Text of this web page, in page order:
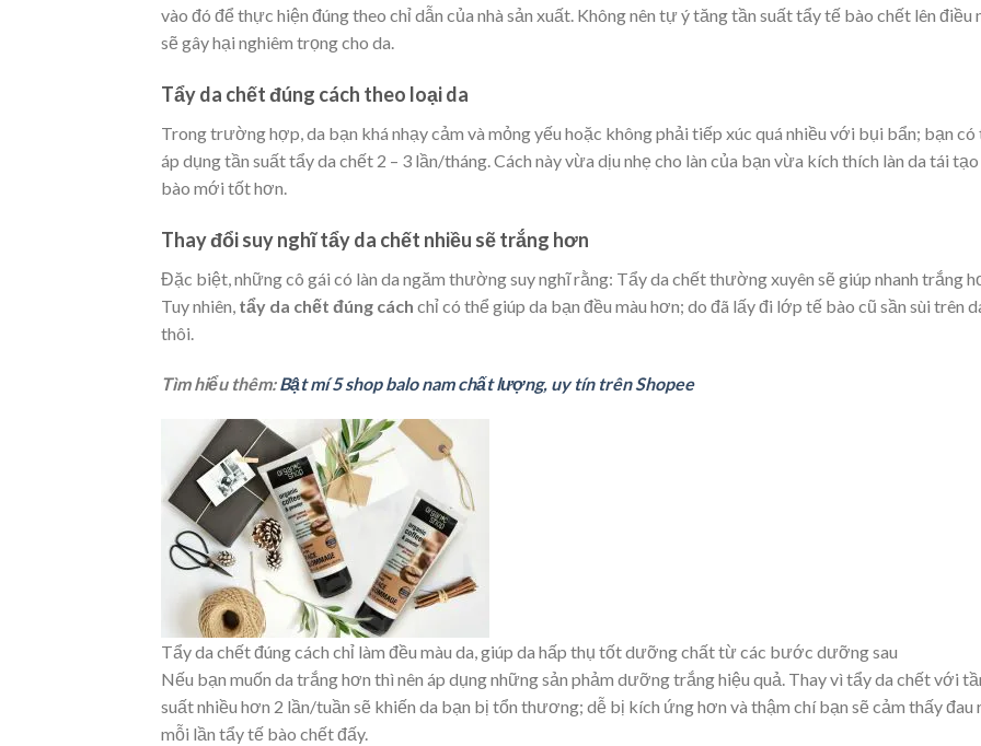
vào đó để thực hiện đúng theo chỉ dẫn của nhà sản xuất. Không nên tự ý tăng tần suất tẩy tế bào chết lên điều
sẽ gây hại nghiêm trọng cho da.
Tẩy da chết đúng cách theo loại da
Trong trường hợp, da bạn khá nhạy cảm và mỏng yếu hoặc không phải tiếp xúc quá nhiều với bụi bẩn; bạn có
áp dụng tần suất tẩy da chết 2 – 3 lần/tháng. Cách này vừa dịu nhẹ cho làn của bạn vừa kích thích làn da tái
bào mới tốt hơn.
Thay đổi suy nghĩ tẩy da chết nhiều sẽ trắng hơn
Đặc biệt, những cô gái có làn da ngăm thường suy nghĩ rằng: Tẩy da chết thường xuyên sẽ giúp nhanh trắng
Tuy nhiên, tẩy da chết đúng cách chỉ có thể giúp da bạn đều màu hơn; do đã lấy đi lớp tế bào cũ sần sùi trên
thôi.
Tìm hiểu thêm:Bật mí 5 shop balo nam chất lượng, uy tín trên Shopee
Tẩy da chết đúng cách chỉ làm đều màu da, giúp da hấp thụ tốt dưỡng chất từ các bước dưỡng sau
Nếu bạn muốn da trắng hơn thì nên áp dụng những sản phảm dưỡng trắng hiệu quả. Thay vì tẩy da chết với
suất nhiều hơn 2 lần/tuần sẽ khiến da bạn bị tổn thương; dễ bị kích ứng hơn và thậm chí bạn sẽ cảm thấy đau
mỗi lần tẩy tế bào chết đấy.